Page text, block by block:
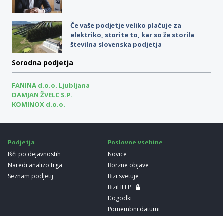
Če vaše podjetje veliko plačuje za
elektriko, storite to, kar so že storila
številna slovenska podjetja
Sorodna podjetja
FANINA d.o.o. Ljubljana
DAMJAN ŽVELC S.P.
KOMINOX d.o.o.
Podjetja
Išči po dejavnostih
Naredi analizo trga
Seznam podjetij
Poslovne vsebine
Novice
Borzne objave
Bizi svetuje
BiziHELP
Dogodki
Pomembni datumi